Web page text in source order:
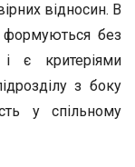
відносин. В
формуються без
і є критеріями
з боку
у спільному